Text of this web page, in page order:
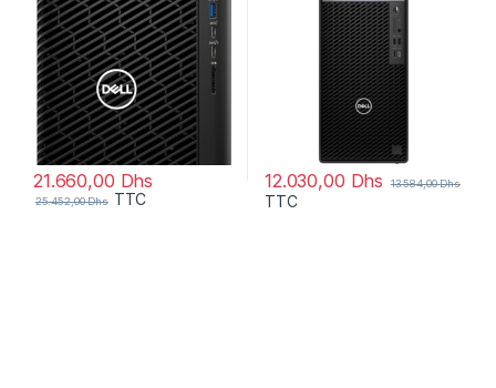
21.660,00 Dhs
25.452,00Dhs TTC
12.030,00 Dhs 13.584,00Dhs
TTC